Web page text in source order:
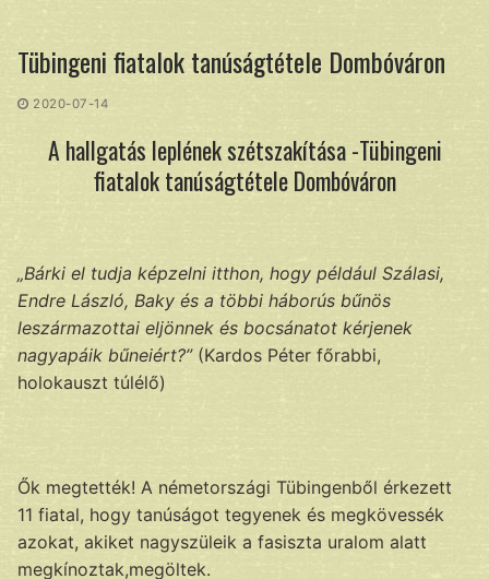
tartalomra
Tübingeni fiatalok tanúságtétele Dombóváron
2020-07-14
A hallgatás leplének szétszakítása -Tübingeni
fiatalok tanúságtétele Dombóváron
„Bárki el tudja képzelni itthon, hogy például Szálasi,
Endre László, Baky és a többi háborús bűnös
leszármazottai eljönnek és bocsánatot kérjenek
nagyapáik bűneiért?”(Kardos Péter főrabbi,
holokauszt túlélő)
Ők megtették! A németországi Tübingenből érkezett
11 fiatal, hogy tanúságot tegyenek és megkövessék
azokat, akiket nagyszüleik a fasiszta uralom alatt
megkínoztak,megöltek.